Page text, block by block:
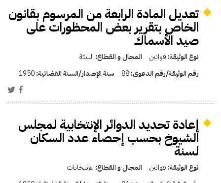
تعديل المادة الرابعة من المرسوم بقانون
الخاص بتقرير بعض المحظورات على
صيد الأسماك
نوع الوثيقة: قوانين المجال و القطاع: البيئة
رقم الوثيقة/رقم الدعوى:88 سنة الإصدار/السنة القضائية:1950
إعادة تحديد الدوائر الإنتخابية لمجلس
الشيوخ بحسب إحصاء عدد السكان
لسنة
نوع الوثيقة: قوانين المجال و القطاع: الانتخابات